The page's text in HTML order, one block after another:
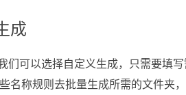
成
们可以选择自定义生成，只需要填
名称规则去批量生成所需的文件夹